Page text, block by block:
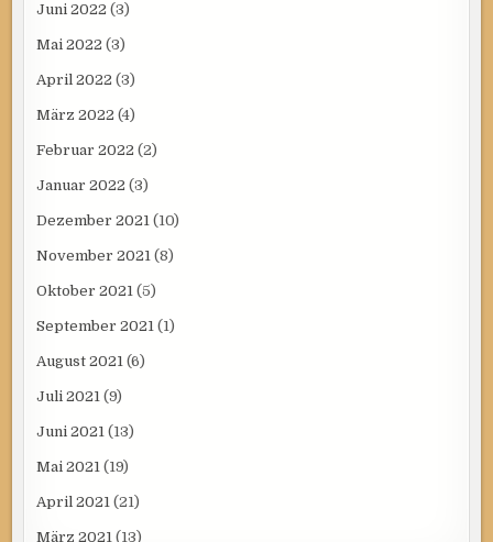
Juni 2022 (3)
Mai 2022 (3)
April 2022 (3)
März 2022 (4)
Februar 2022 (2)
Januar 2022 (3)
Dezember 2021 (10)
November 2021 (8)
Oktober 2021 (5)
September 2021 (1)
August 2021 (6)
Juli 2021 (9)
Juni 2021 (13)
Mai 2021 (19)
April 2021 (21)
März 2021 (13)